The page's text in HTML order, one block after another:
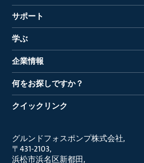
サポート
学ぶ
企業情報
何をお探しですか？
クイックリンク
グルンドフォスポンプ株式会社
〒431-2103
浜松市浜名区新都田